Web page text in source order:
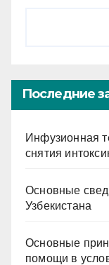
Последние
Инфузионная
снятия
Основные
Узбекистана
Основные
помощи в